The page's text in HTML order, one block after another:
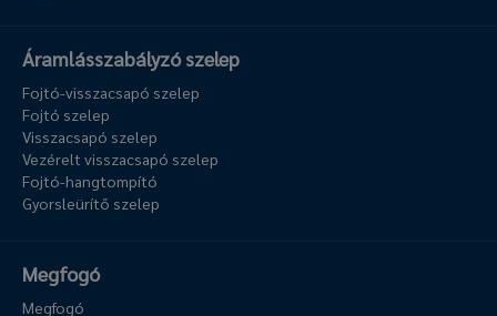
Áramlásszabályzó szelep
Fojtó-visszacsapó szelep
Fojtó szelep
Visszacsapó szelep
Vezérelt visszacsapó szelep
Fojtó-hangtompító
Gyorsleürítő szelep
Megfogó
Megfogó